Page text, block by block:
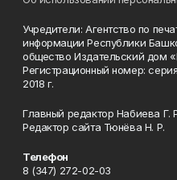
Учредители: Агентство по
информации Республики
общество Издательский дом
Регистрационный номер:
2018 г.
Главный редактор Набиева Г.
Редактор сайта Тюнёва Н. Р.
Телефон
8 (347) 272-02-03